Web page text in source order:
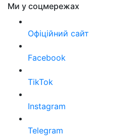
Ми у соцмережах
Офіційний сайт
Facebook
TikTok
Instagram
Telegram